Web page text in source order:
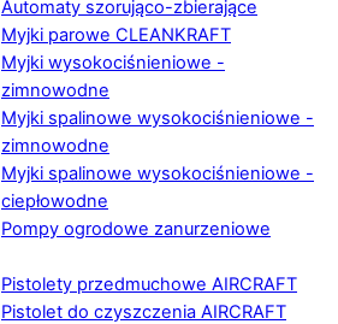
Automaty szorująco-zbierające
Myjki parowe CLEANKRAFT
Myjki wysokociśnieniowe -
zimnowodne
Myjki spalinowe wysokociśnieniowe -
zimnowodne
Myjki spalinowe wysokociśnieniowe -
ciepłowodne
Pompy ogrodowe zanurzeniowe
Pistolety przedmuchowe AIRCRAFT
Pistolet do czyszczenia AIRCRAFT